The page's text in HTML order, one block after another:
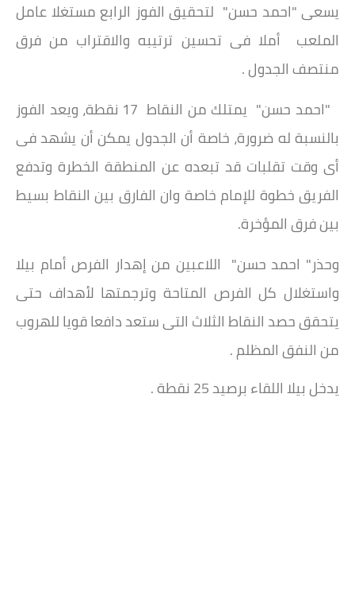
يسعى "احمد حسن" لتحقيق الفوز الرابع مستغلا عامل
الملعب أملا فى تحسين ترتيبه والاقتراب من فرق
منتصف الجدول .
"احمد حسن" يمتلك من النقاط 17 نقطة، ويعد الفوز
بالنسبة له ضرورة، خاصة أن الجدول يمكن أن يشهد فى
أى وقت تقلبات قد تبعده عن المنطقة الخطرة وتدفع
الفريق خطوة للإمام خاصة وان الفارق بين النقاط بسيط
بين فرق المؤخرة.
وحذر" احمد حسن" اللاعبين من إهدار الفرص أمام بيلا
واستغلال كل الفرص المتاحة وترجمتها لأهداف حتى
يتحقق حصد النقاط الثلاث التى ستعد دافعا قويا للهروب
من النفق المظلم .
يدخل بيلا اللقاء برصيد 25 نقطة .